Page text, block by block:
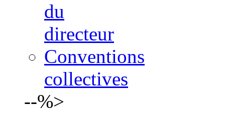
du
directeur
Conventions
collectives
--%>